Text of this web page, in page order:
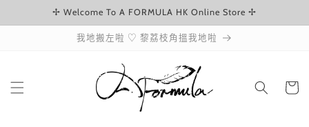
跳至內容✢ Welcome To A FORMULA HK Online Store ✢
我地搬左啦 ♡ 黎荔枝角搵我地啦
物